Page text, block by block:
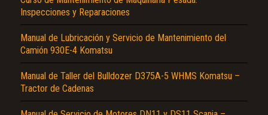
Inspecciones y Reparaciones
Manual de Lubricación y Servicio de Mantenimiento del
Camión 930E-4 Komatsu
Manual de Taller del Bulldozer D375A-5 WHMS Komatsu –
Tractor de Cadenas
El Título es incorrecto según el contenido.